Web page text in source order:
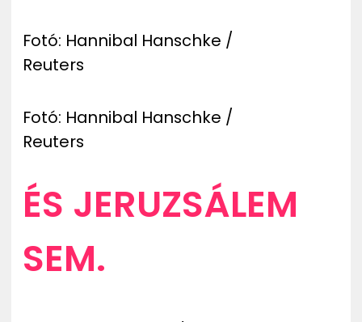
Fotó: Hannibal Hanschke /
Reuters
Fotó: Hannibal Hanschke /
Reuters
ÉS JERUZSÁLEM
SEM.